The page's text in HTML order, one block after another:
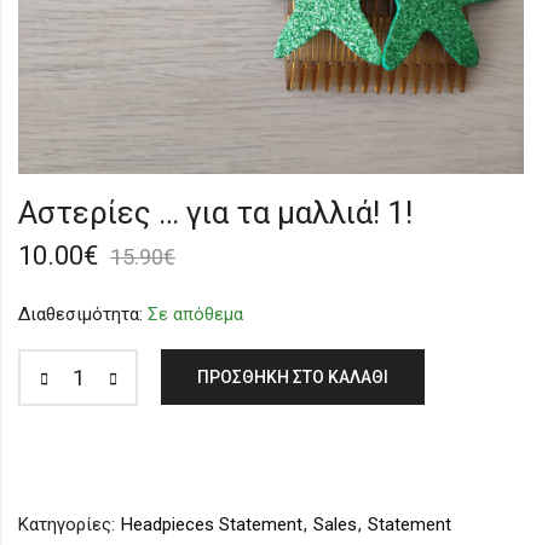
Αστερίες … για τα μαλλιά! 1!
10.00€ 15.90€
Διαθεσιμότητα: Σε απόθεμα
ΠΡΟΣΘΉΚΗ ΣΤΟ ΚΑΛΆΘΙ
Κατηγορίες: Headpieces Statement, Sales, Statement